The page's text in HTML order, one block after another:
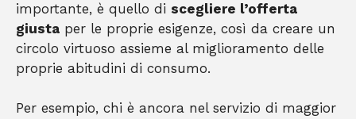
importante, è quello di scegliere l’offerta
giusta per le proprie esigenze, così da creare un
circolo virtuoso assieme al miglioramento delle
proprie abitudini di consumo.
Per esempio, chi è ancora nel servizio di maggior